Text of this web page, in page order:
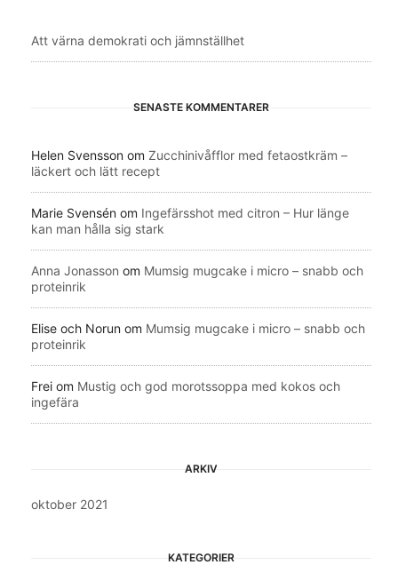
Att värna demokrati och jämnställhet
SENASTE KOMMENTARER
Helen Svensson om Zucchinivåfflor med fetaostkräm –
läckert och lätt recept
Marie Svensén om Ingefärsshot med citron – Hur länge
kan man hålla sig stark
Anna Jonasson om Mumsig mugcake i micro – snabb och
proteinrik
Elise och Norun om Mumsig mugcake i micro – snabb och
proteinrik
Frei om Mustig och god morotssoppa med kokos och
ingefära
ARKIV
oktober 2021
KATEGORIER